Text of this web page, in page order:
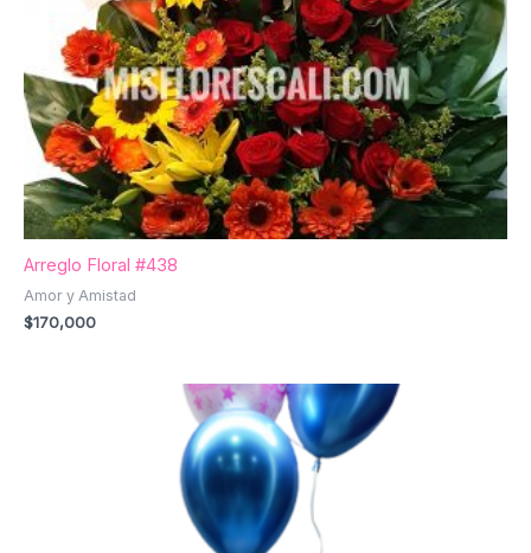
Arreglo Floral #438
Amor y Amistad
$170,000